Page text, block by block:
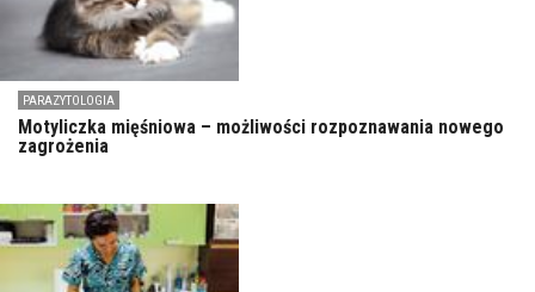
PARAZYTOLOGIA
Motyliczka mięśniowa – możliwości rozpoznawania nowego
zagrożenia